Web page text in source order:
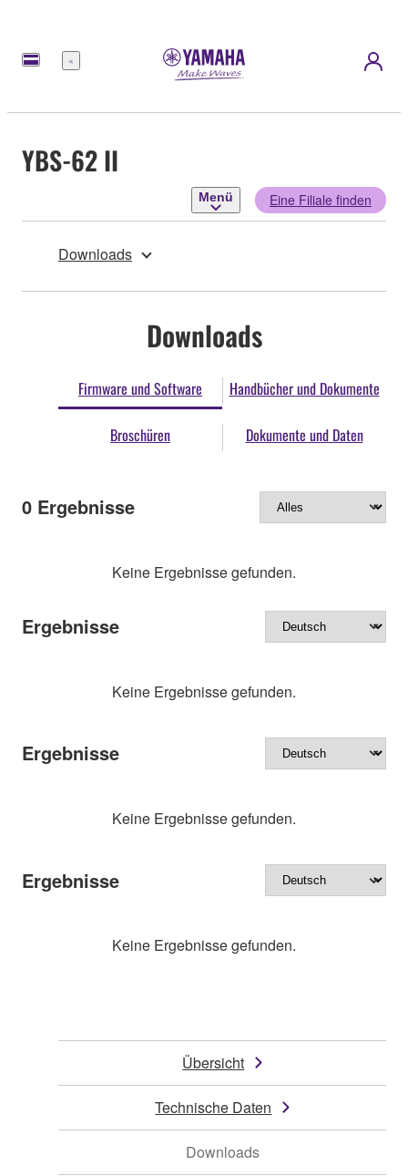
Menü
YBS-62 II
Menü Eine Filiale finden
Downloads
Downloads
Firmware und Software Handbücher und Dokumente
Broschüren Dokumente und Daten
0 Ergebnisse
Keine Ergebnisse gefunden.
Ergebnisse
Keine Ergebnisse gefunden.
Ergebnisse
Keine Ergebnisse gefunden.
Ergebnisse
Keine Ergebnisse gefunden.
Übersicht
Technische Daten
Downloads